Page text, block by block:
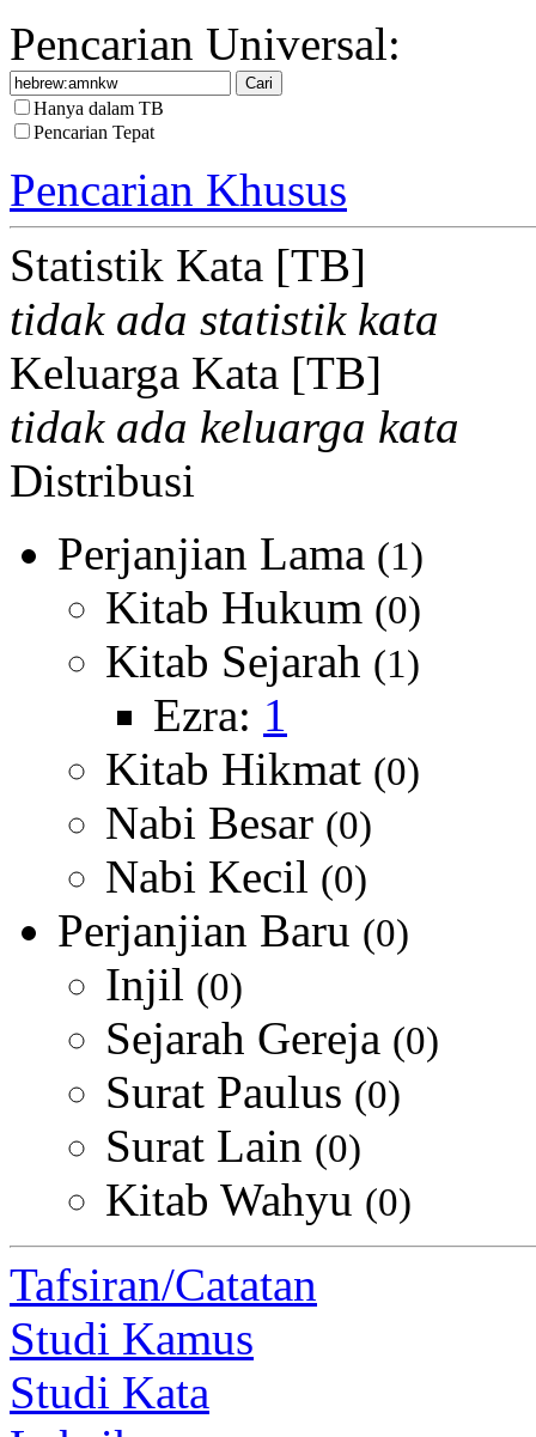
Pencarian Universal:
Hanya dalam TB
Pencarian Tepat
Pencarian Khusus
Statistik Kata [TB]
tidak ada statistik kata
Keluarga Kata [TB]
tidak ada keluarga kata
Distribusi
Perjanjian Lama (1)
Kitab Hukum (0)
Kitab Sejarah (1)
Ezra: 1
Kitab Hikmat (0)
Nabi Besar (0)
Nabi Kecil (0)
Perjanjian Baru (0)
Injil (0)
Sejarah Gereja (0)
Surat Paulus (0)
Surat Lain (0)
Kitab Wahyu (0)
Tafsiran/Catatan
Studi Kamus
Studi Kata